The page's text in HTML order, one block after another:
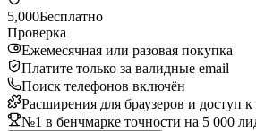
5,000Бесплатно
Проверка
Ежемесячная или разовая покупка
Платите только за валидные email
Поиск телефонов включён
Расширения для браузеров и доступ
№1 в бенчмарке точности на 5 000